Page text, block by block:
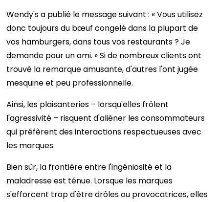
Wendy's a publié le message suivant : « Vous utilisez
donc toujours du bœuf congelé dans la plupart de
vos hamburgers, dans tous vos restaurants ? Je
demande pour un ami. » Si de nombreux clients ont
trouvé la remarque amusante, d'autres l'ont jugée
mesquine et peu professionnelle.
Ainsi, les plaisanteries – lorsqu'elles frôlent
l'agressivité – risquent d'aliéner les consommateurs
qui préfèrent des interactions respectueuses avec
les marques.
Bien sûr, la frontière entre l'ingéniosité et la
maladresse est ténue. Lorsque les marques
s'efforcent trop d'être drôles ou provocatrices, elles